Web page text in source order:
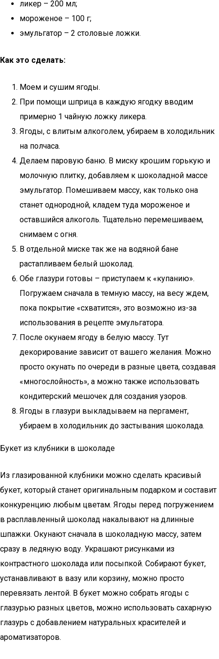
ликер – 200 мл;
мороженое – 100 г;
эмульгатор – 2 столовые ложки.
Как это сделать:
Моем и сушим ягоды.
При помощи шприца в каждую ягодку вводим
примерно 1 чайную ложку ликера.
Ягоды, с влитым алкоголем, убираем в холодильник
на полчаса.
Делаем паровую баню. В миску крошим горькую и
молочную плитку, добавляем к шоколадной массе
эмульгатор. Помешиваем массу, как только она
станет однородной, кладем туда мороженое и
оставшийся алкоголь. Тщательно перемешиваем,
снимаем с огня.
В отдельной миске так же на водяной бане
растапливаем белый шоколад.
Обе глазури готовы – приступаем к «купанию».
Погружаем сначала в темную массу, на весу ждем,
пока покрытие «схватится», это возможно из-за
использования в рецепте эмульгатора.
После окунаем ягоду в белую массу. Тут
декорирование зависит от вашего желания. Можно
просто окунать по очереди в разные цвета, создавая
«многослойность», а можно также использовать
кондитерский мешочек для создания узоров.
Ягоды в глазури выкладываем на пергамент,
убираем в холодильник до застывания шоколада.
Букет из клубники в шоколаде
Из глазированной клубники можно сделать красивый
букет, который станет оригинальным подарком и составит
конкуренцию любым цветам. Ягоды перед погружением
в расплавленный шоколад накалывают на длинные
шпажки. Окунают сначала в шоколадную массу, затем
сразу в ледяную воду. Украшают рисунками из
контрастного шоколада или посыпкой. Собирают букет,
устанавливают в вазу или корзину, можно просто
перевязать лентой. В букет можно собрать ягоды с
глазурью разных цветов, можно использовать сахарную
глазурь с добавлением натуральных красителей и
ароматизаторов.